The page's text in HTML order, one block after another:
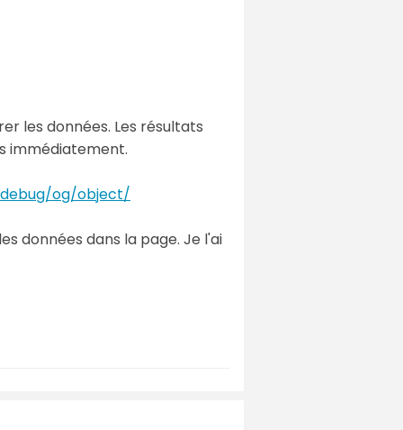
les données. Les résultats
immédiatement.
og/object/
données dans la page. Je l'ai